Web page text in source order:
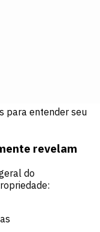
para entender seu
revelam
do